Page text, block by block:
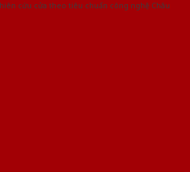
cứu cửa theo tiêu chuẩn công nghệ Châu